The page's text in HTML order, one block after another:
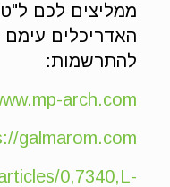
ממליצים לכם
האדריכלים עימם
להתרשמות:
arch.com/
galmarom.com/
0,7340,L-